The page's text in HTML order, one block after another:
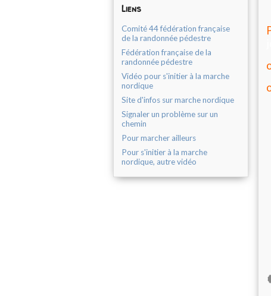
Liens
Comité 44 fédération française
de la randonnée pédestre
Fédération française de la
randonnée pédestre
Vidéo pour s'initier à la marche
nordique
Site d'infos sur marche nordique
Signaler un problème sur un
chemin
Pour marcher ailleurs
Pour s'initier à la marche
nordique, autre vidéo